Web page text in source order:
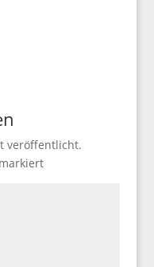
veröffentlicht.
markiert